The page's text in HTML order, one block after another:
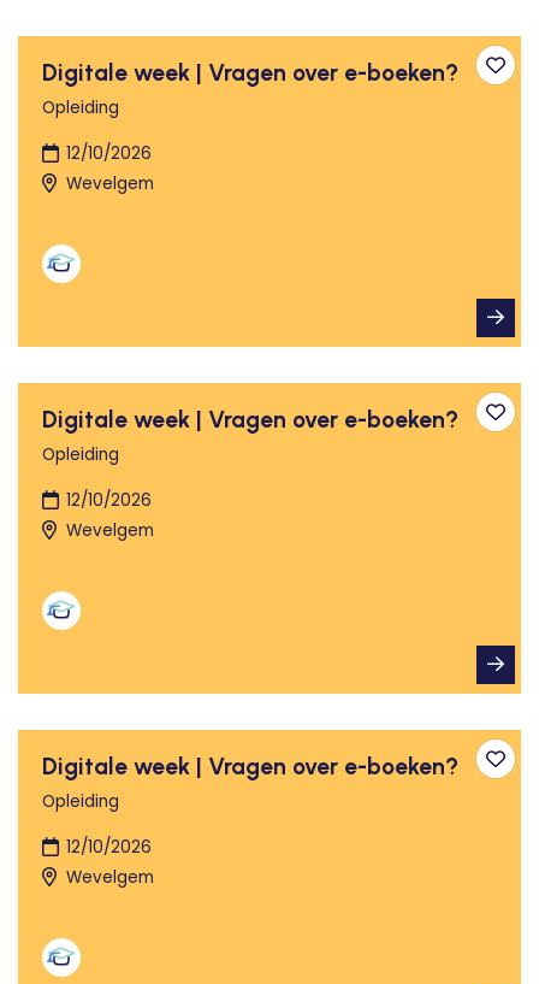
Digitale week | Vragen over e-boeken?
Opleiding
12/10/2026
Wevelgem
Digitale week | Vragen over e-boeken?
Opleiding
12/10/2026
Wevelgem
Digitale week | Vragen over e-boeken?
Opleiding
12/10/2026
Wevelgem